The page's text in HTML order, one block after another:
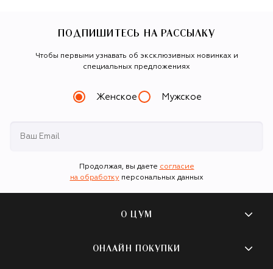
ПОДПИШИТЕСЬ НА РАССЫЛКУ
Чтобы первыми узнавать об эксклюзивных новинках и
специальных предложениях
Женское Мужское
Продолжая, вы даете согласие
на обработку персональных данных
О ЦУМ
О магазине
ОНЛАЙН ПОКУПКИ